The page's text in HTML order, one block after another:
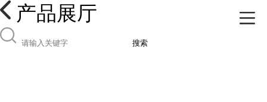
产品展厅
搜索